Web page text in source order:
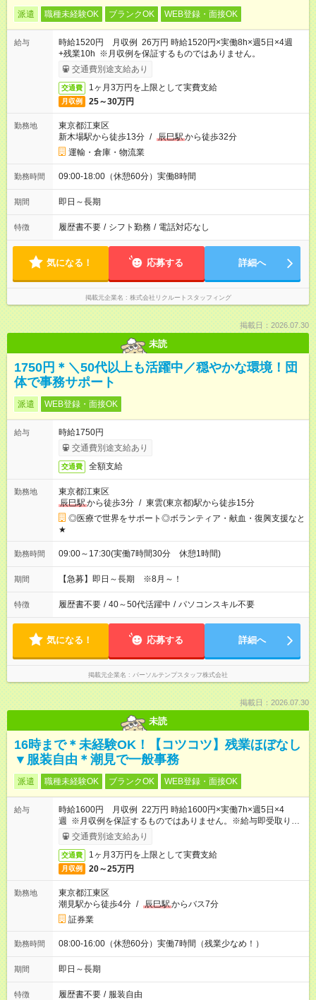
派遣 職種未経験OK ブランクOK WEB登録・面接OK
給与
時給1520円 月収例 26万円 時給1520円×実働8h×週5日×4週
+残業10h ※月収例を保証するものではありません。
交通費別途支給あり
交通費 1ヶ月3万円を上限として実費支給
月収例 25～30万円
勤務地
東京都江東区
新木場駅から徒歩13分 / 辰巳駅から徒歩32分
運輸・倉庫・物流業
勤務時間 09:00-18:00（休憩60分）実働8時間
期間 即日～長期
特徴 履歴書不要 / シフト勤務 / 電話対応なし
気になる！ 応募する 詳細へ
掲載元企業名 株式会社リクルートスタッフィング
掲載日：2026.07.30
未読
1750円＊＼50代以上も活躍中／穏やかな環境！団
体で事務サポート
派遣 WEB登録・面接OK
給与
時給1750円
交通費別途支給あり
交通費 全額支給
勤務地
東京都江東区
辰巳駅から徒歩3分 / 東雲(東京都)駅から徒歩15分
◎医療で世界をサポート◎ボランティア・献血・復興支援など
★
勤務時間 09:00～17:30(実働7時間30分 休憩1時間)
期間 【急募】即日～長期 ※8月～！
特徴 履歴書不要 / 40～50代活躍中 / パソコンスキル不要
気になる！ 応募する 詳細へ
掲載元企業名 パーソルテンプスタッフ株式会社
掲載日：2026.07.30
未読
16時まで＊未経験OK！【コツコツ】残業ほぼなし
▼服装自由＊潮見で一般事務
派遣 職種未経験OK ブランクOK WEB登録・面接OK
給与
時給1600円 月収例 22万円 時給1600円×実働7h×週5日×4
週 ※月収例を保証するものではありません。※給与即受取りサ
ービス利用可（利用条件有）
交通費別途支給あり
交通費 1ヶ月3万円を上限として実費支給
月収例 20～25万円
勤務地
東京都江東区
潮見駅から徒歩4分 / 辰巳駅からバス7分
証券業
勤務時間 08:00-16:00（休憩60分）実働7時間（残業少なめ！）
期間 即日～長期
特徴 履歴書不要 / 服装自由